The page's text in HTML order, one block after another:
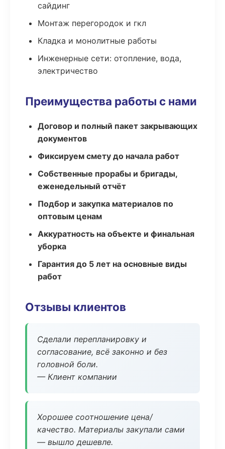
сайдинг
Монтаж перегородок и гкл
Кладка и монолитные работы
Инженерные сети: отопление, вода,
электричество
Преимущества работы с нами
Договор и полный пакет закрывающих
документов
Фиксируем смету до начала работ
Собственные прорабы и бригады,
еженедельный отчёт
Подбор и закупка материалов по
оптовым ценам
Аккуратность на объекте и финальная
уборка
Гарантия до 5 лет на основные виды
работ
Отзывы клиентов
Сделали перепланировку и
согласование, всё законно и без
головной боли.
— Клиент компании
Хорошее соотношение цена/
качество. Материалы закупали сами
— вышло дешевле.